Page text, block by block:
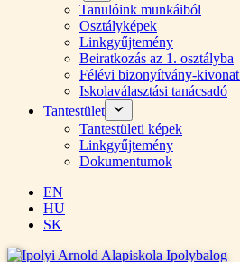
Tanulóink munkáiból
Osztályképek
Linkgyűjtemény
Beiratkozás az 1. osztályba
Félévi bizonyítvány-
Iskolaválasztási tanácsadó
Tantestület
Tantestületi képek
Linkgyűjtemény
Dokumentumok
EN
HU
SK